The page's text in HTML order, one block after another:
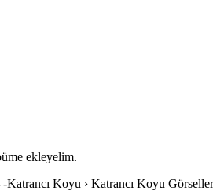
ekleyelim.
Koyu › Katrancı Koyu